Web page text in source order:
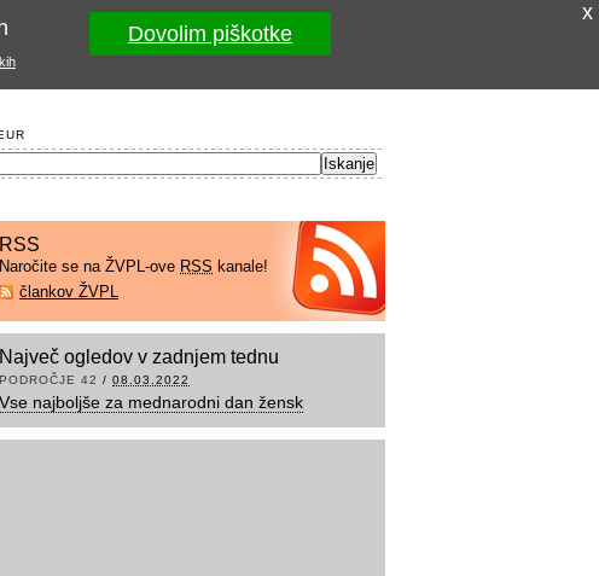
RSS
Naročite se na ŽVPL-ove RSS kanale!
člankov ŽVPL
Največ ogledov v zadnjem tednu
PODROČJE 42 / 08.03.2022
Vse najboljše za mednarodni dan žensk
x
Dovolim piškotke